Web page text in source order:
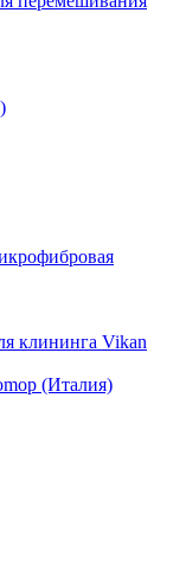
клининга Vikan
(Италия)